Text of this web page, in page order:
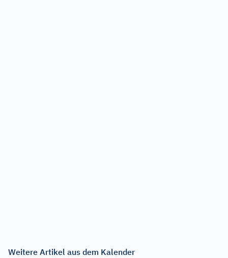
Weitere Artikel aus dem Kalender